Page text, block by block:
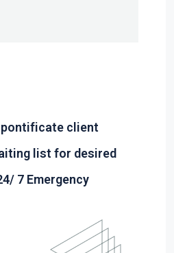
client
list for desired
7 Emergency